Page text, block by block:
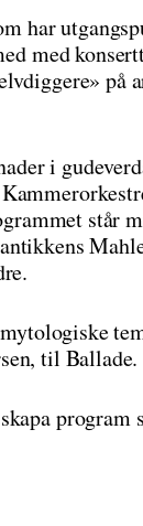
har
med
på
i
står
til Ballade.
program